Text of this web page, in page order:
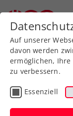
Zurück
Turniere
Auf unserer
davon werden
ermöglichen,
zu verbessern.
Essenziell